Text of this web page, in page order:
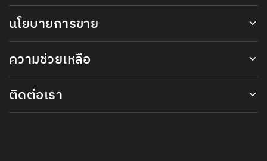
นโยบายการขาย
ความช่วยเหลือ
ติดต่อเรา